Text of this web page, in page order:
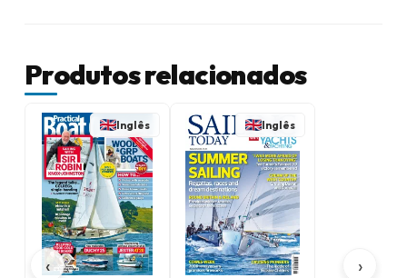
Produtos relacionados
‹
Inglês Inglês
›